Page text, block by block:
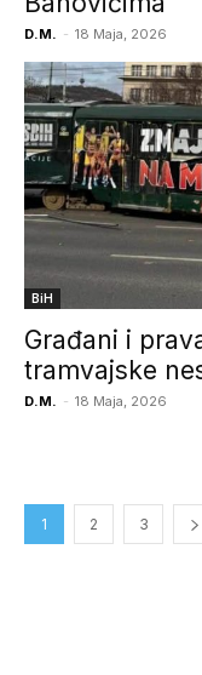
D.M. - 18 Maja, 2026
BiH
Građani i
tramvajske
D.M. - 18 Maja, 2026
1 2 3